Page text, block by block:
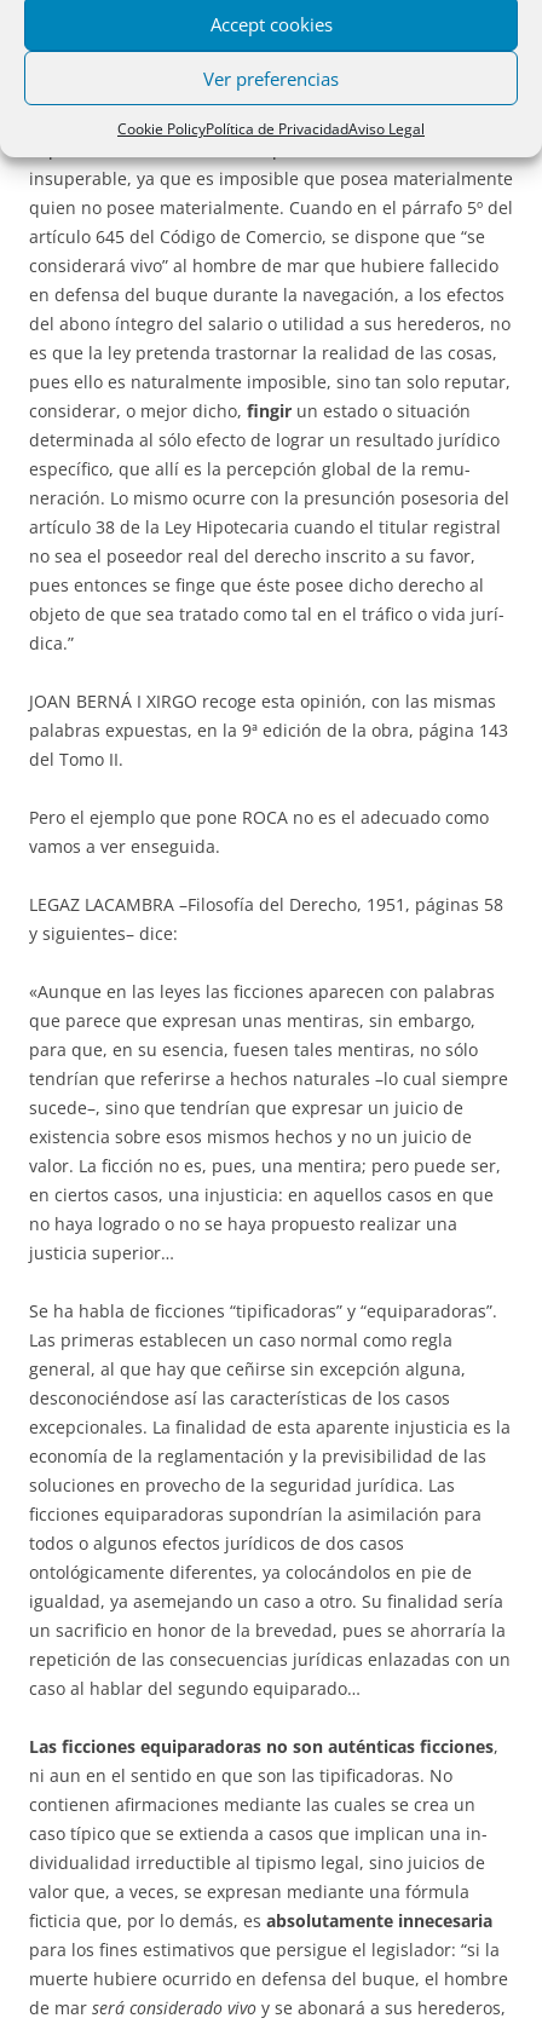
Accept cookies
Ver preferencias
Cookie PolicyPolítica de PrivacidadAviso Legal
de la ley viene a atribuir, en función legitimadora, la
realidad. Pero esto no quiere decir que el legislador
pretenda ter­giversar el orden material de los hechos, pues
insuperable, ya que es imposible que posea ma­te­rialmente
quien no posee materialmente. Cuando en el párrafo 5º del
ar­tí­culo 645 del Código de Comercio, se dispone que “se
considerará vivo” al hombre de mar que hubiere fallecido
en defensa del buque durante la na­ve­gación, a los efectos
del abono íntegro del salario o utilidad a sus he­re­de­­ros, no
es que la ley pretenda trastornar la realidad de las cosas,
pues ello es naturalmente imposible, sino tan solo reputar,
considerar, o mejor di­cho, fingir un estado o situación
determinada al sólo efecto de lograr un resultado jurídico
específico, que allí es la percepción global de la remu­
neración. Lo mismo ocurre con la presunción posesoria del
artículo 38 de la Ley Hipotecaria cuando el titular registral
no sea el poseedor real del de­recho inscrito a su favor,
pues entonces se finge que éste posee dicho de­­recho al
objeto de que sea tratado como tal en el tráfico o vida jurí­
di­ca.”
JOAN BERNÁ I XIRGO recoge esta opinión, con las mismas
palabras ex­puestas, en la 9ª edición de la obra, página 143
del Tomo II.
Pero el ejemplo que pone ROCA no es el adecuado como
vamos a ver en­­­­seguida.
LEGAZ LACAMBRA –Filosofía del Derecho, 1951, páginas 58
y si­guien­tes– dice:
«Aunque en las leyes las ficciones aparecen con palabras
que parece que expre­san unas mentiras, sin embargo,
para que, en su esencia, fuesen tales menti­ras, no sólo
tendrían que referirse a hechos naturales –lo cual siem­pre
su­cede–, sino que tendrían que expresar un juicio de
existencia sobre esos mis­mos hechos y no un juicio de
valor. La ficción no es, pues, una men­tira; pero puede ser,
en ciertos casos, una injusticia: en aquellos casos en que
no haya logrado o no se haya propuesto realizar una
justicia supe­rior…
Se ha habla de ficciones “tipificadoras” y “equiparadoras”.
Las prime­ras establecen un caso normal como regla
general, al que hay que ceñirse sin excepción alguna,
desconociéndose así las características de los casos
excepcionales. La finalidad de esta aparente injusticia es la
economía de la reglamentación y la previsibilidad de las
soluciones en provecho de la se­guridad jurídica. Las
ficciones equiparadoras supondrían la asimilación para
todos o algunos efectos jurídicos de dos casos
ontológicamente dife­rentes, ya colocándolos en pie de
igualdad, ya asemejando un caso a otro. Su finalidad sería
un sacrificio en honor de la brevedad, pues se ahorraría la
repetición de las consecuencias jurídicas enlazadas con un
caso al ha­blar del segundo equiparado…
Las ficciones equiparadoras no son auténticas ficciones,
ni aun en el sentido en que son las tipificadoras. No
contienen afirmaciones mediante las cuales se crea un
caso típico que se extienda a casos que implican una in­
dividualidad irreductible al tipismo legal, sino juicios de
valor que, a ve­ces, se expresan mediante una fórmula
ficticia que, por lo demás, es ab­solutamente innecesaria
para los fines estimativos que persigue el le­gis­lador: “si la
muerte hubiere ocurrido en defensa del buque, el hombre
de mar será considerado vivo y se abonará a sus herederos,